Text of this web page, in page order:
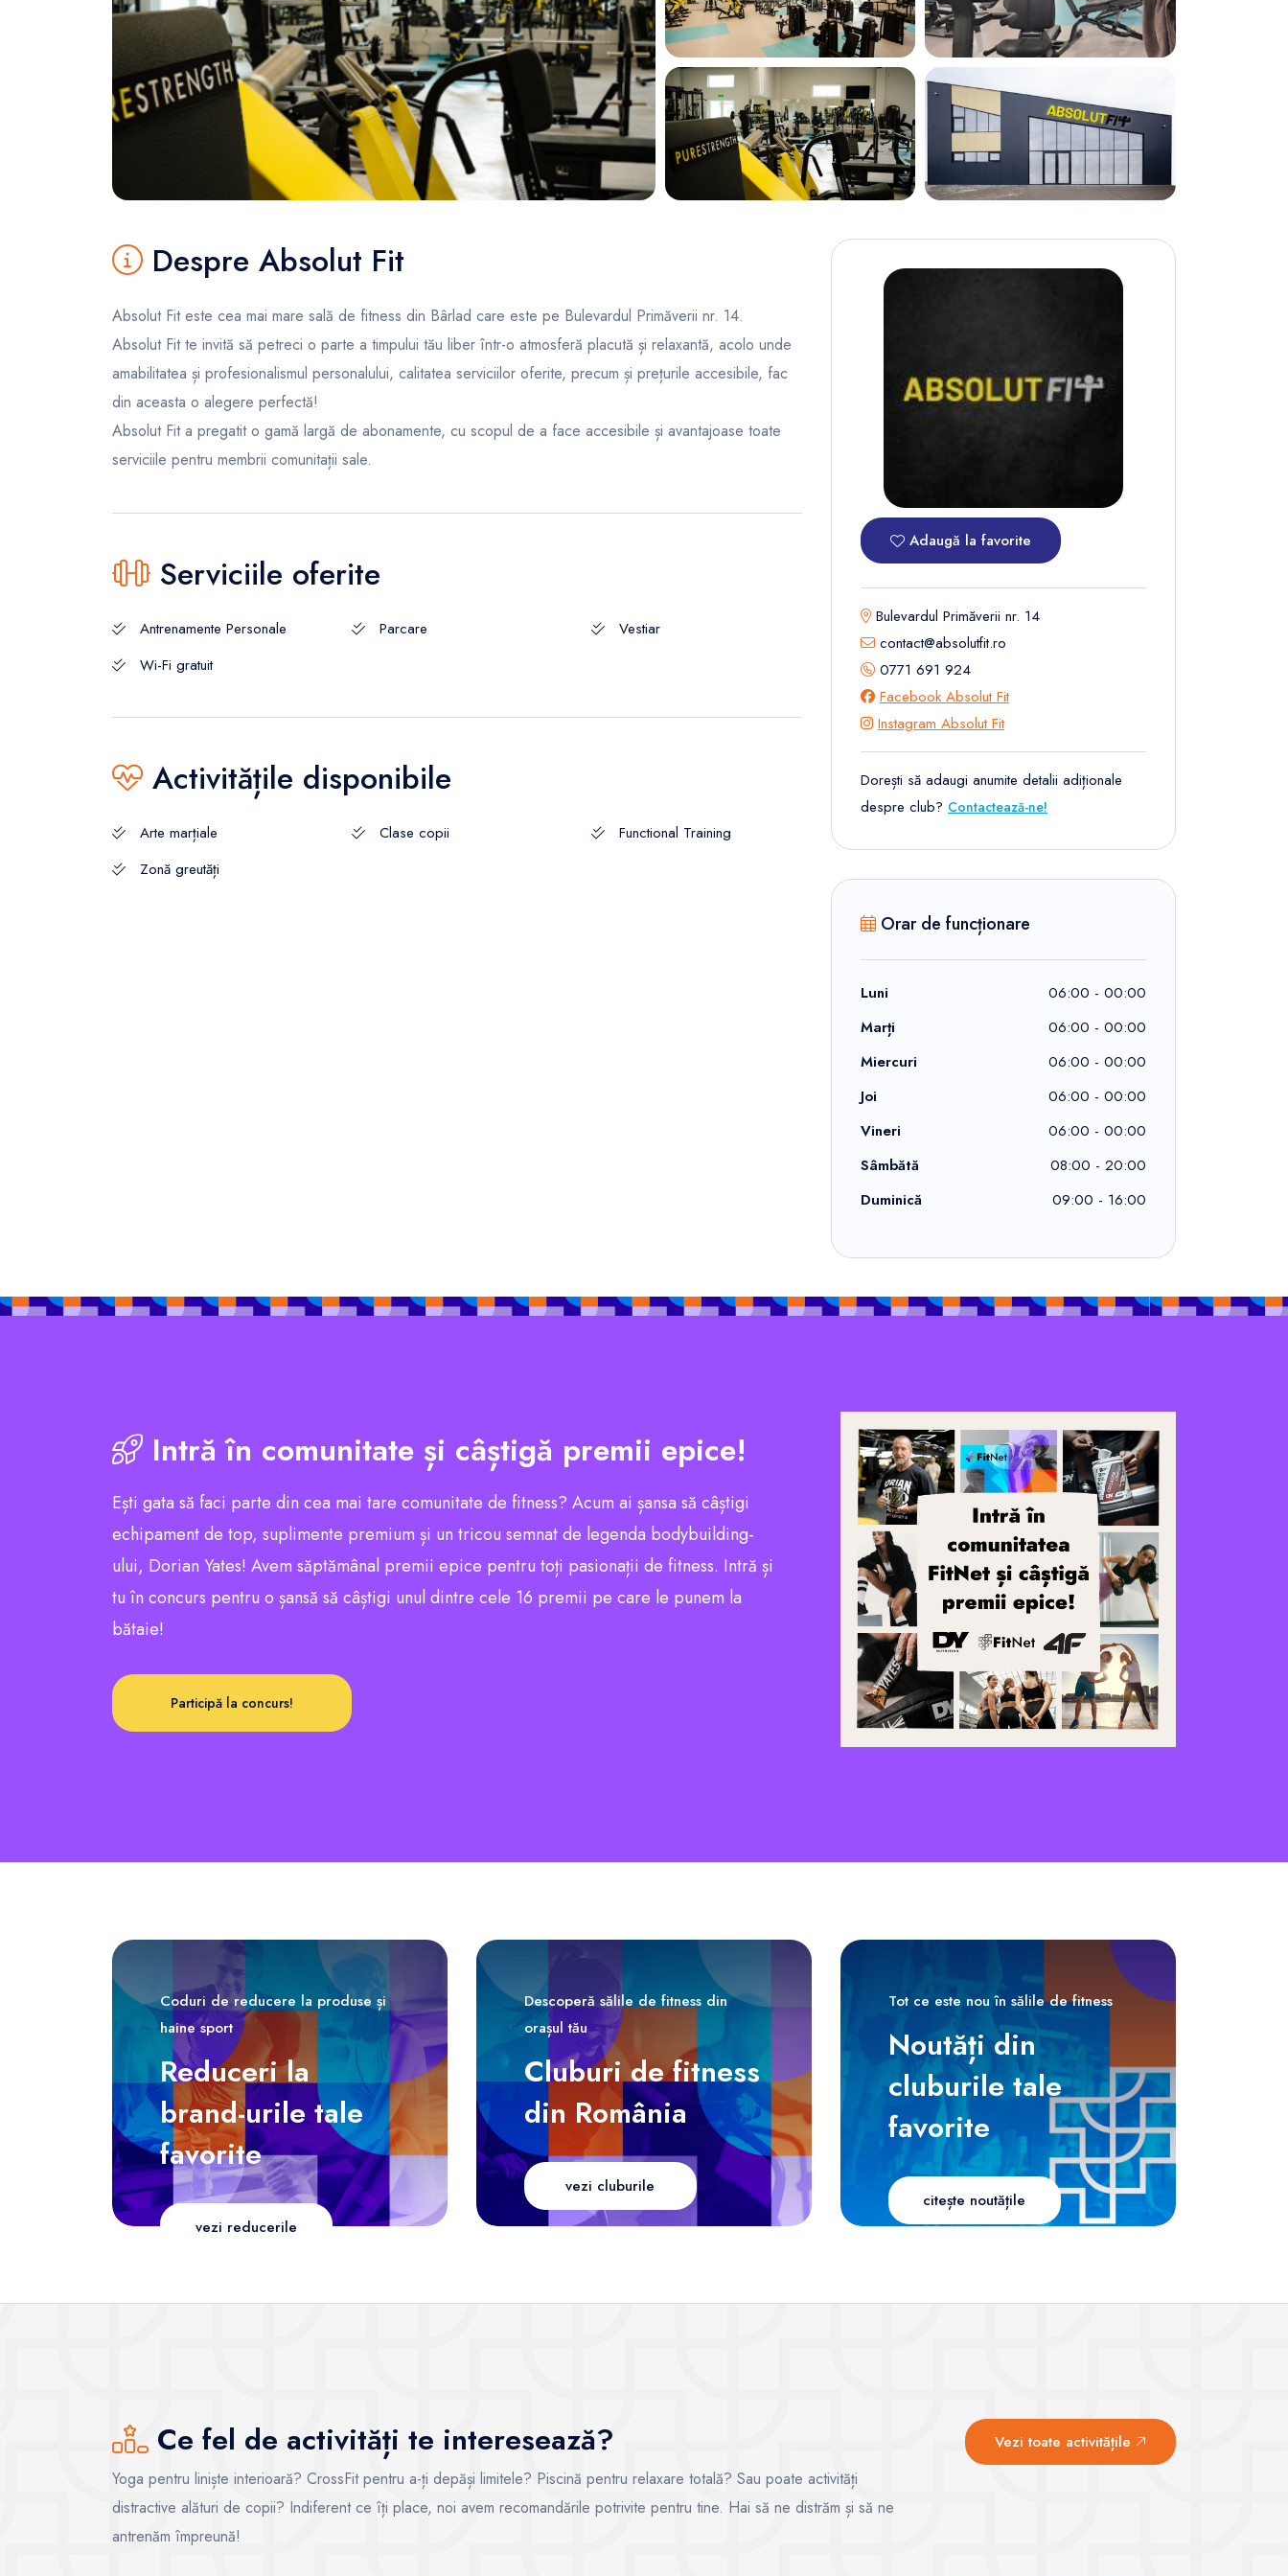
FunOne
Despre Absolut Fit
Absolut Fit este cea mai mare sală de fitness din Bârlad care este pe Bulevardul Primăverii nr. 14.
Absolut Fit te invită să petreci o parte a timpului tău liber într-o atmosferă placută și relaxantă, acolo unde
amabilitatea și profesionalismul personalului, calitatea serviciilor oferite, precum și prețurile accesibile, fac
din aceasta o alegere perfectă!
Absolut Fit a pregatit o gamă largă de abonamente, cu scopul de a face accesibile și avantajoase toate
serviciile pentru membrii comunitații sale.
Serviciile oferite
Antrenamente Personale Parcare
Vestiar
Wi-Fi gratuit
Activitățile disponibile
Arte marțiale Clase copii
Functional Training
Zonă greutăți
Adaugă la favorite
Bulevardul Primăverii nr. 14
contact@absolutfit.ro
0771 691 924
Facebook Absolut Fit
Instagram Absolut Fit
Dorești să adaugi anumite detalii adiționale
despre club? Contactează-ne!
Orar de funcționare
Luni
06:00 - 00:00
Marți
06:00 - 00:00
Miercuri
06:00 - 00:00
Joi
06:00 - 00:00
Vineri
06:00 - 00:00
Sâmbătă
08:00 - 20:00
Duminică
09:00 - 16:00
Intră în comunitate și câștigă premii epice!
Ești gata să faci parte din cea mai tare comunitate de fitness? Acum ai șansa să câștigi
echipament de top, suplimente premium și un tricou semnat de legenda bodybuilding-
ului, Dorian Yates! Avem săptămânal premii epice pentru toți pasionații de fitness. Intră și
tu în concurs pentru o șansă să câștigi unul dintre cele 16 premii pe care le punem la
bătaie!
Participă la concurs!
Coduri de reducere la produse și
haine sport
Reduceri la
brand-urile tale
favorite
vezi reducerile
Descoperă sălile de fitness din
orașul tău
Cluburi de fitness
din România
vezi cluburile
Tot ce este nou în sălile de fitness
Noutăți din
cluburile tale
favorite
citește noutățile
Ce fel de activități te interesează?
Yoga pentru liniște interioară? CrossFit pentru a-ți depăși limitele? Piscină pentru relaxare totală? Sau poate activități
distractive alături de copii? Indiferent ce îți place, noi avem recomandările potrivite pentru tine. Hai să ne distrăm și să ne
antrenăm împreună!
Vezi toate activitățile